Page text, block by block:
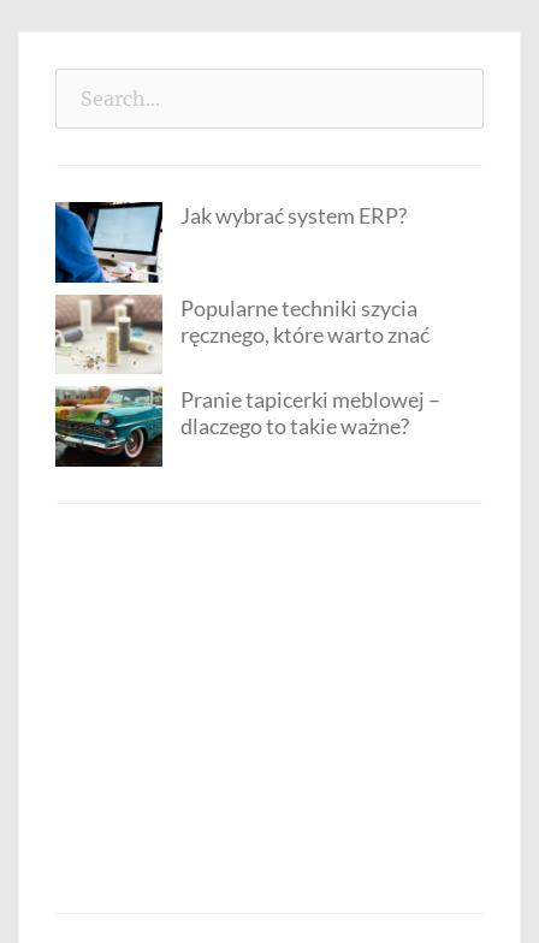
Jak wybrać system ERP?
Popularne techniki szycia
ręcznego, które warto znać
Pranie tapicerki meblowej –
dlaczego to takie ważne?